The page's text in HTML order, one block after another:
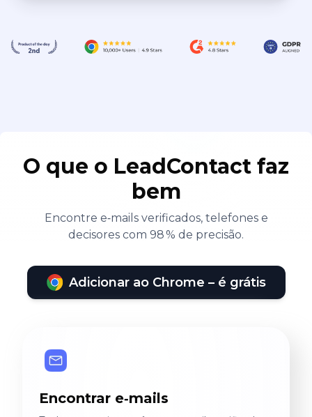
O que o LeadContact faz
bem
Encontre e‑mails verificados, telefones e
decisores com 98 % de precisão.
Adicionar ao Chrome – é grátis
Encontrar e‑mails